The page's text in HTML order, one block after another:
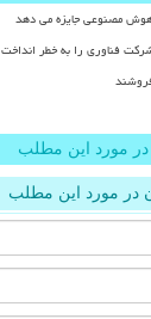
هوش مصنوعی جایزه می دهد
فناوری را به خطر انداخت
در مورد این مطلب
در مورد این مطلب